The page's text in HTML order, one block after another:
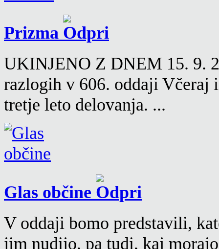
Prizma
UKINJENO Z DNEM 15. 9.
razlogih v 606. oddaji Včeraj
tretje leto delovanja. ...
Glas občine
V oddaji bomo predstavili,
jim nudijo, pa tudi, kaj